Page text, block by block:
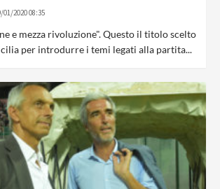
01/2020 08:35
e mezza rivoluzione". Questo il titolo scelto
per introdurre i temi legati alla partita...